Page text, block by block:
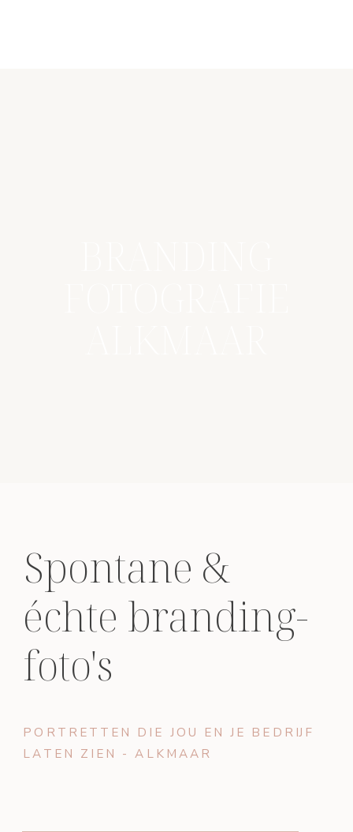
PORTRETTEN DIE JOU EN JE BEDRIJF
LATEN ZIEN - ALKMAAR
Spontane &
échte branding-
foto's